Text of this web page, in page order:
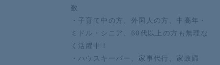
数
・子育て中の方、外国人の方、中高年・
ミドル・シニア、60代以上の方も無理な
く活躍中！
・ハウスキーパー、家事代行、家政婦